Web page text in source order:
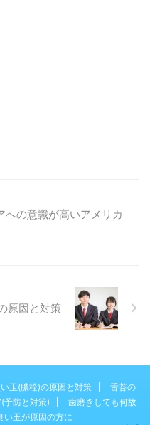
への意識が高いアメリカ
原因と対策
玉(膿栓)の原因と対策
舌苔の
予防と対策)
歯磨きしても何故
い玉が原因の方に